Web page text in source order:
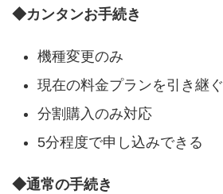
◆カンタンお手続き
機種変更のみ
現在の料金プランを引き継ぐ
分割購入のみ対応
5分程度で申し込みできる
◆通常の手続き